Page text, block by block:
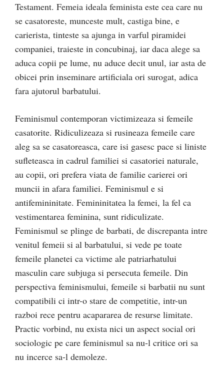
Testament. Femeia ideala feminista este cea care nu
se casatoreste, munceste mult, castiga bine, e
carierista, tinteste sa ajunga in varful piramidei
companiei, traieste in concubinaj, iar daca alege sa
aduca copii pe lume, nu aduce decit unul, iar asta de
obicei prin inseminare artificiala ori surogat, adica
fara ajutorul barbatului.
Feminismul contemporan victimizeaza si femeile
casatorite. Ridiculizeaza si rusineaza femeile care
aleg sa se casatoreasca, care isi gasesc pace si liniste
sufleteasca in cadrul familiei si casatoriei naturale,
au copii, ori prefera viata de familie carierei ori
muncii in afara familiei. Feminismul e si
antifemininitate. Femininitatea la femei, la fel ca
vestimentarea feminina, sunt ridiculizate.
Feminismul se plinge de barbati, de discrepanta intre
venitul femeii si al barbatului, si vede pe toate
femeile planetei ca victime ale patriarhatului
masculin care subjuga si persecuta femeile. Din
perspectiva feminismului, femeile si barbatii nu sunt
compatibili ci intr-o stare de competitie, intr-un
razboi rece pentru acapararea de resurse limitate.
Practic vorbind, nu exista nici un aspect social ori
sociologic pe care feminismul sa nu-l critice ori sa
nu incerce sa-l demoleze.